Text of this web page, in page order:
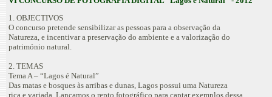
1. OBJECTIVOS
O concurso pretende sensibilizar as pessoas para a observação da
Natureza, e incentivar a preservação do ambiente e a valorização do
património natural.
2. TEMAS
Tema A – “Lagos é Natural”
Das matas e bosques às arribas e dunas, Lagos possui uma Natureza
rica e variada. Lançamos o repto fotográfico para captar exemplos dessa